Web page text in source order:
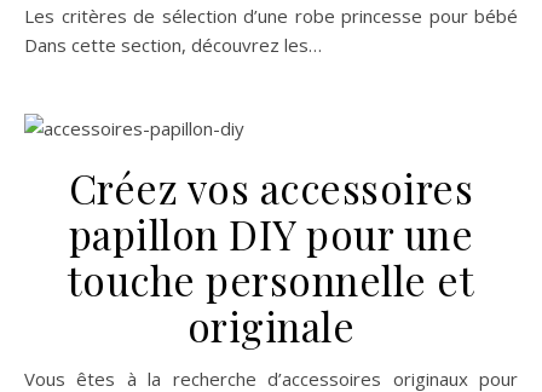
Les critères de sélection d’une robe princesse pour bébé
Dans cette section, découvrez les…
Créez vos accessoires
papillon DIY pour une
touche personnelle et
originale
Vous êtes à la recherche d’accessoires originaux pour